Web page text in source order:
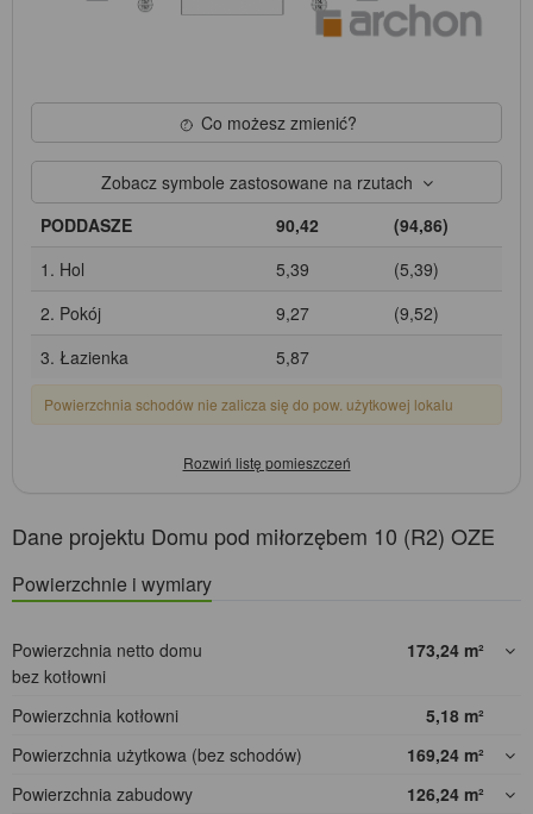
Co możesz zmienić?
Zobacz symbole zastosowane na rzutach
PODDASZE
90,42
(94,86)
1. Hol
5,39
(5,39)
2. Pokój
9,27
(9,52)
3. Łazienka
5,87
Powierzchnia schodów nie zalicza się do pow. użytkowej lokalu
Dane projektu Domu pod miłorzębem 10 (R2) OZE
Powierzchnie i wymiary
Powierzchnia netto domu
bez kotłowni
173,24 m²
Powierzchnia kotłowni 5,18 m²
Powierzchnia użytkowa (bez schodów)
169,24 m²
Powierzchnia zabudowy
126,24 m²